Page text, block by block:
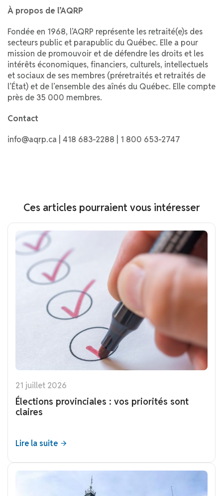
À propos de l’AQRP
Fondée en 1968, l’AQRP représente les retraité(e)s des
secteurs public et parapublic du Québec. Elle a pour
mission de promouvoir et de défendre les droits et les
intérêts économiques, financiers, culturels, intellectuels
et sociaux de ses membres (préretraités et retraités de
l’État) et de l’ensemble des aînés du Québec. Elle compte
près de 35 000 membres.
Contact
info@aqrp.ca | 418 683-2288 | 1 800 653-2747
Ces articles pourraient vous intéresser
21 juillet 2026
Élections provinciales : vos priorités sont
claires
Lire la suite